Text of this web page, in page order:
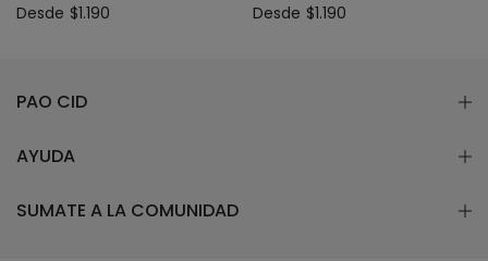
Desde $1.190
Desde $1.190
PAO CID
AYUDA
SUMATE A LA COMUNIDAD